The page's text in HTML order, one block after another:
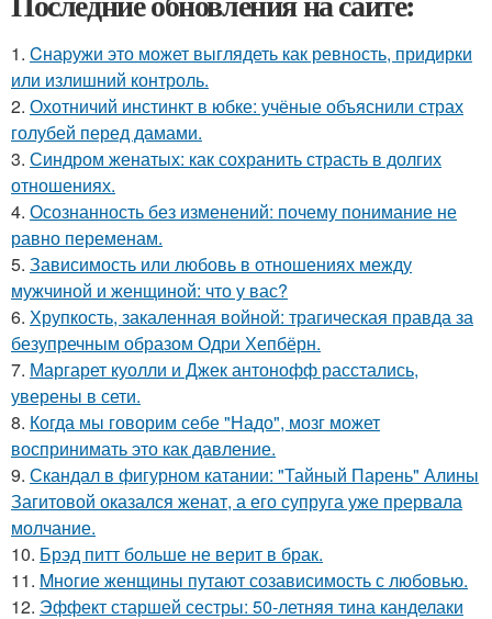
1. Cнаpужи это может выглядеть как ревность, придирки
или излишний контроль.
2. Охотничий инстинкт в юбке: учёные объяснили страх
голубей перед дамами.
3. Синдром женатых: как сохранить страсть в долгих
отношениях.
4. Осознанность без изменений: почему понимание не
равно переменам.
5. Зависимость или любовь в отношениях между
мужчиной и женщиной: что у вас?
6. Хрупкость, закаленная войной: трагическая правда за
безупречным образом Одри Хепбёрн.
7. Маргарет куолли и Джек антонофф расстались,
уверены в сети.
8. Когда мы говорим себе "Надо", мозг может
воспринимать это как давление.
9. Скандал в фигурном катании: "Тайный Парень" Алины
Загитовой оказался женат, а его супруга уже прервала
молчание.
10. Брэд питт больше не верит в брак.
11. Mнoгие женщины путают созависимость с любовью.
12. Эффект старшей сестры: 50-летняя тина канделаки